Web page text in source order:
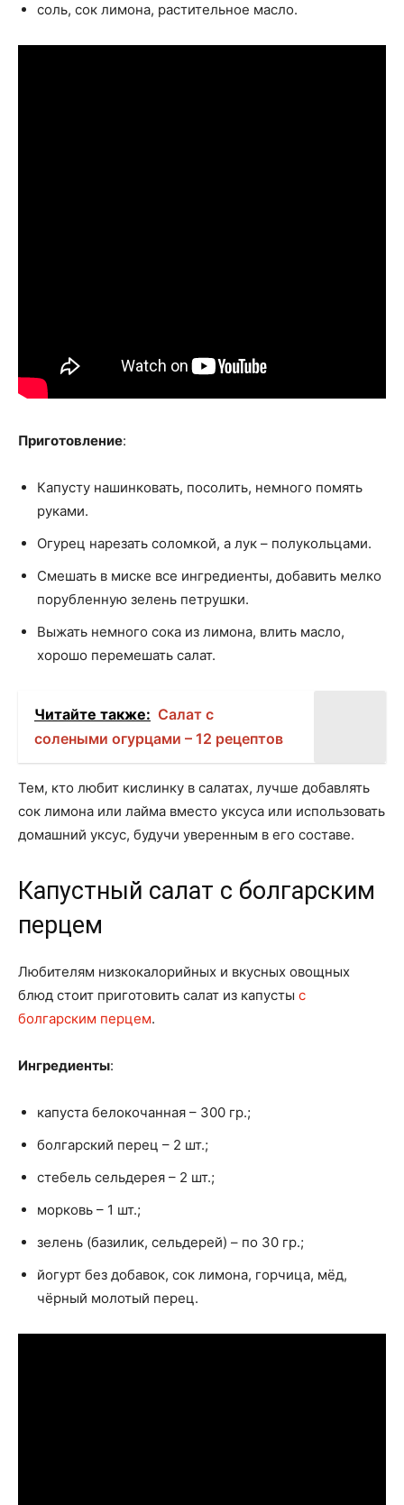
соль, сок лимона, растительное масло.
Приготовление:
Капусту нашинковать, посолить, немного помять
руками.
Огурец нарезать соломкой, а лук – полукольцами.
Смешать в миске все ингредиенты, добавить мелко
порубленную зелень петрушки.
Выжать немного сока из лимона, влить масло,
хорошо перемешать салат.
Читайте также: Салат с
солеными огурцами – 12 рецептов
Тем, кто любит кислинку в салатах, лучше добавлять
сок лимона или лайма вместо уксуса или использовать
домашний уксус, будучи уверенным в его составе.
Капустный салат с болгарским
перцем
Любителям низкокалорийных и вкусных овощных
блюд стоит приготовить салат из капусты с
болгарским перцем.
Ингредиенты:
капуста белокочанная – 300 гр.;
болгарский перец – 2 шт.;
стебель сельдерея – 2 шт.;
морковь – 1 шт.;
зелень (базилик, сельдерей) – по 30 гр.;
йогурт без добавок, сок лимона, горчица, мёд,
чёрный молотый перец.